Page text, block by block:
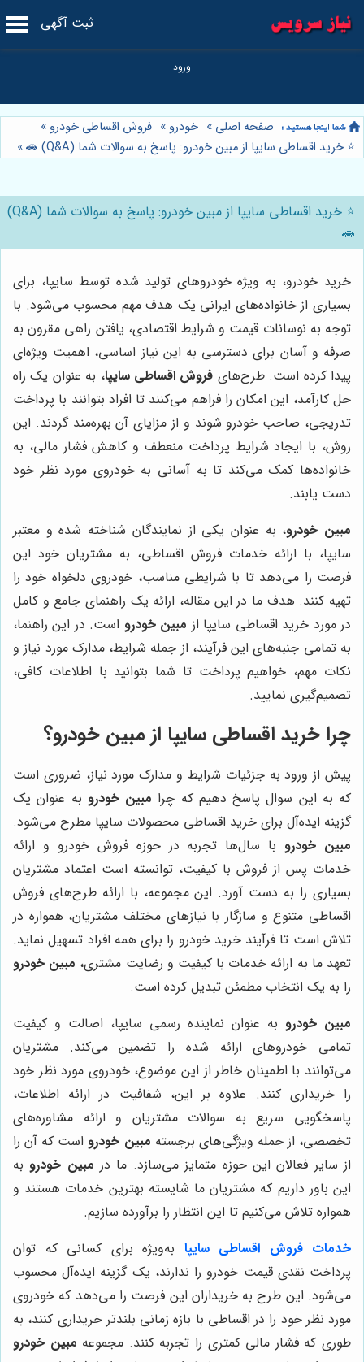
ثبت آگهی
صفحه اصلی » خودرو » فروش اقساطی خودرو »
⭐️ خرید اقساطی سایپا از مبین خودرو: پاسخ به سوالات شما (Q&A) 🚗
»
⭐️ خرید اقساطی سایپا از مبین خودرو: پاسخ به سوالات شما (Q&A)
🚗
خرید خودرو، به ویژه خودروهای تولید شده توسط سایپا، برای
بسیاری از خانواده‌های ایرانی یک هدف مهم محسوب می‌شود. با
توجه به نوسانات قیمت و شرایط اقتصادی، یافتن راهی مقرون به
صرفه و آسان برای دسترسی به این نیاز اساسی، اهمیت ویژه‌ای
پیدا کرده است. طرح‌های فروش اقساطی سایپا، به عنوان یک راه
حل کارآمد، این امکان را فراهم می‌کنند تا افراد بتوانند با پرداخت
تدریجی، صاحب خودرو شوند و از مزایای آن بهره‌مند گردند. این
روش، با ایجاد شرایط پرداخت منعطف و کاهش فشار مالی، به
خانواده‌ها کمک می‌کند تا به آسانی به خودروی مورد نظر خود
دست یابند.
مبین خودرو، به عنوان یکی از نمایندگان شناخته شده و معتبر
سایپا، با ارائه خدمات فروش اقساطی، به مشتریان خود این
فرصت را می‌دهد تا با شرایطی مناسب، خودروی دلخواه خود را
تهیه کنند. هدف ما در این مقاله، ارائه یک راهنمای جامع و کامل
در مورد خرید اقساطی سایپا از مبین خودرو است. در این راهنما،
به تمامی جنبه‌های این فرآیند، از جمله شرایط، مدارک مورد نیاز و
نکات مهم، خواهیم پرداخت تا شما بتوانید با اطلاعات کافی،
تصمیم‌گیری نمایید.
چرا خرید اقساطی سایپا از مبین خودرو؟
پیش از ورود به جزئیات شرایط و مدارک مورد نیاز، ضروری است
که به این سوال پاسخ دهیم که چرا مبین خودرو به عنوان یک
گزینه ایده‌آل برای خرید اقساطی محصولات سایپا مطرح می‌شود.
مبین خودرو با سال‌ها تجربه در حوزه فروش خودرو و ارائه
خدمات پس از فروش با کیفیت، توانسته است اعتماد مشتریان
بسیاری را به دست آورد. این مجموعه، با ارائه طرح‌های فروش
اقساطی متنوع و سازگار با نیازهای مختلف مشتریان، همواره در
تلاش است تا فرآیند خرید خودرو را برای همه افراد تسهیل نماید.
تعهد ما به ارائه خدمات با کیفیت و رضایت مشتری، مبین خودرو
را به یک انتخاب مطمئن تبدیل کرده است.
مبین خودرو به عنوان نماینده رسمی سایپا، اصالت و کیفیت
تمامی خودروهای ارائه شده را تضمین می‌کند. مشتریان
می‌توانند با اطمینان خاطر از این موضوع، خودروی مورد نظر خود
را خریداری کنند. علاوه بر این، شفافیت در ارائه اطلاعات،
پاسخگویی سریع به سوالات مشتریان و ارائه مشاوره‌های
تخصصی، از جمله ویژگی‌های برجسته مبین خودرو است که آن را
از سایر فعالان این حوزه متمایز می‌سازد. ما در مبین خودرو به
این باور داریم که مشتریان ما شایسته بهترین خدمات هستند و
همواره تلاش می‌کنیم تا این انتظار را برآورده سازیم.
خدمات فروش اقساطی سایپا به‌ویژه برای کسانی که توان
پرداخت نقدی قیمت خودرو را ندارند، یک گزینه ایده‌آل محسوب
می‌شود. این طرح به خریداران این فرصت را می‌دهد که خودروی
مورد نظر خود را در اقساطی با بازه زمانی بلندتر خریداری کنند، به
طوری که فشار مالی کمتری را تجربه کنند. مجموعه مبین خودرو